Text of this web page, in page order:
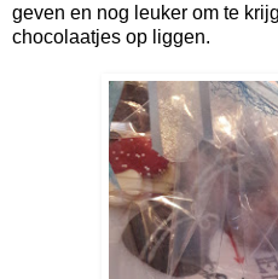
geven en nog leuker om te
chocolaatjes op liggen.